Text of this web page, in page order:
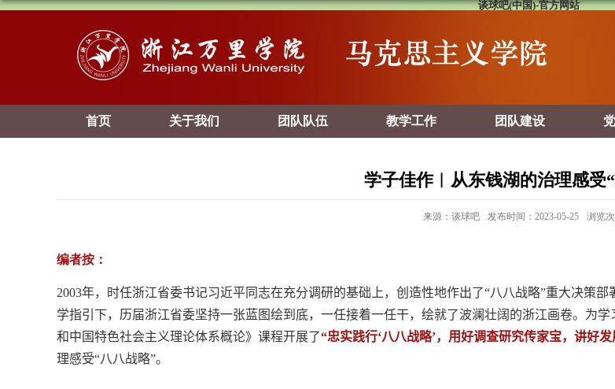
谈球吧(中国)-官方网站
首页 关于我们 团队队伍 教学工作 团队建设
学子佳作︱从东钱湖的治理感受
来源：谈球吧 发布时间：2023-05-25 浏览次
编者按：
2003年，时任浙江省委书记习近平同志在充分调研的基础上，创造性地作出了“八八战略”重大决策
学指引下，历届浙江省委坚持一张蓝图绘到底，一任接着一任干，绘就了波澜壮阔的浙江画卷。为
和中国特色社会主义理论体系概论》课程开展了“忠实践行‘八八战略’，用好调查研究传家宝，讲好
理感受“八八战略”。